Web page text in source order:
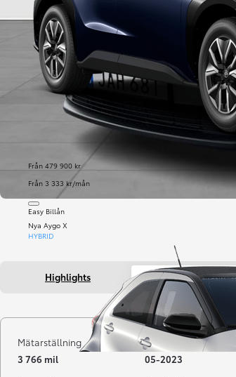
Från 479 900 kr
Från 3 333 kr/mån
Easy Billån
Nya Aygo X
HYBRID
Highlights Fakta om bilen
Mätarställning
3 766 mil
Registrerad
05-2023